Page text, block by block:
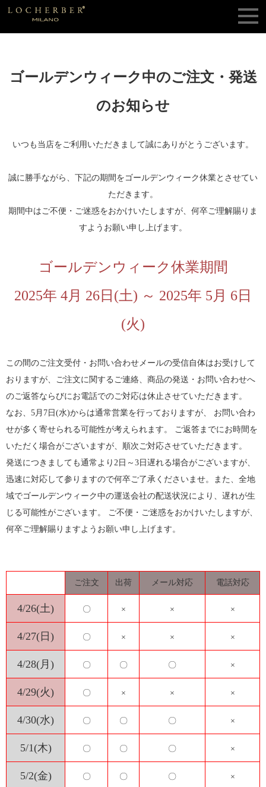
ゴールデンウィーク中のご注文・発送
のお知らせ
いつも当店をご利用いただきまして誠にありがとうございます。
誠に勝手ながら、下記の期間をゴールデンウィーク休業とさせてい
ただきます。
期間中はご不便・ご迷惑をおかけいたしますが、何卒ご理解賜りま
すようお願い申し上げます。
ゴールデンウィーク休業期間
2025年 4月 26日(土) ～ 2025年 5月 6日
(火)
この間のご注文受付・お問い合わせメールの受信自体はお受けして
おりますが、ご注文に関するご連絡、商品の発送・お問い合わせへ
のご返答ならびにお電話でのご対応は休止させていただきます。
なお、5月7日(水)からは通常営業を行っておりますが、 お問い合わ
せが多く寄せられる可能性が考えられます。 ご返答までにお時間を
いただく場合がございますが、順次ご対応させていただきます。
発送につきましても通常より2日～3日遅れる場合がございますが、
迅速に対応して参りますので何卒ご了承くださいませ。また、全地
域でゴールデンウィーク中の運送会社の配送状況により、遅れが生
じる可能性がございます。 ご不便・ご迷惑をおかけいたしますが、
何卒ご理解賜りますようお願い申し上げます。
ご注文 出荷 メール対応 電話対応
4/26(土) 〇 × × ×
4/27(日) 〇 × × ×
4/28(月) 〇 〇 〇 ×
4/29(火) 〇 × × ×
4/30(水) 〇 〇 〇 ×
5/1(木) 〇 〇 〇 ×
5/2(金) 〇 〇 〇 ×